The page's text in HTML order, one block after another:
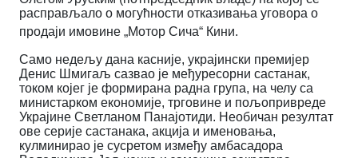
расправљало о могућности отказивања уговора о
продаји имовине „Мотор Сича“ Кини.
Само недељу дана касније, украјински премијер
Денис Шмигаљ сазвао је међуресорни састанак,
током којег је формирана радна група, на челу са
министарком економије, трговине и пољопривреде
Украјине Светланом Панајотиди. Необичан резултат
ове серије састанака, акција и именовања,
кулминирао је сусретом између амбасадора